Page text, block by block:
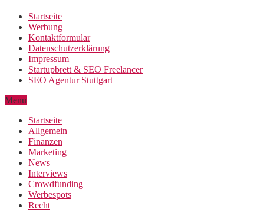
Startseite
Werbung
Kontaktformular
Datenschutzerklärung
Impressum
Startupbrett & SEO Freelancer
SEO Agentur Stuttgart
Menu
Startseite
Allgemein
Finanzen
Marketing
News
Interviews
Crowdfunding
Werbespots
Recht